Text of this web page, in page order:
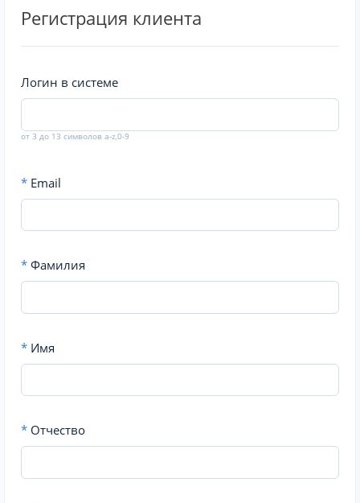
Регистрация клиента
Логин в системе
от 3 до 13 символов a-z,0-9
* Email
* Фамилия
* Имя
* Отчество